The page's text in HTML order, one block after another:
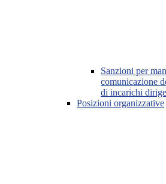
Sanzioni per
comunicazione
di incarichi
Posizioni organizzative